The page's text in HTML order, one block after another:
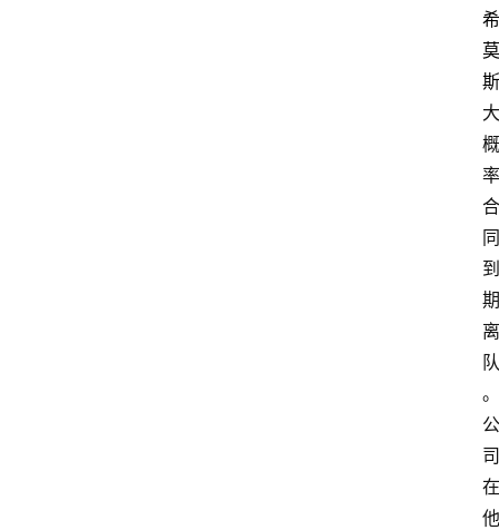
希
莫
斯
大
概
率
合
同
到
期
离
队
。
公
司
在
他